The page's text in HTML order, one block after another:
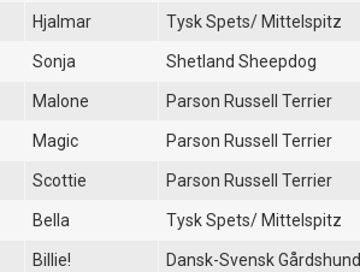
Hjalmar Tysk Spets/ Mittelspitz
Sonja Shetland Sheepdog
Malone Parson Russell Terrier
Magic Parson Russell Terrier
Scottie Parson Russell Terrier
Bella Tysk Spets/ Mittelspitz
Billie! Dansk-Svensk Gårdshund